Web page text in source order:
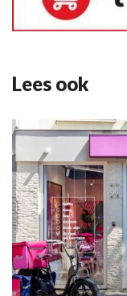
Lees ook